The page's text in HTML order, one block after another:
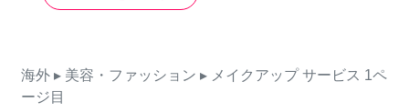
海外 ▸ 美容・ファッション ▸ メイクアップ サービス 1ペ
ージ目